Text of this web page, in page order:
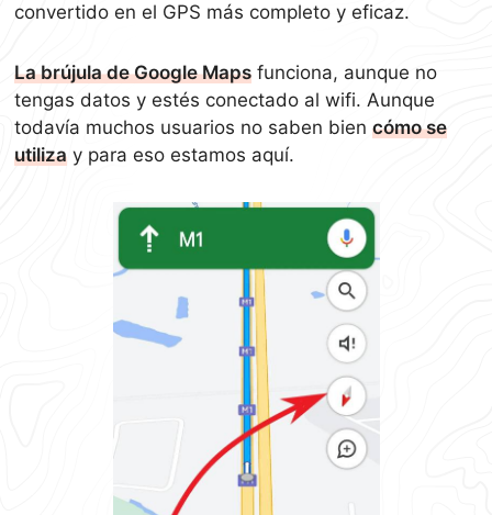
convertido en el GPS más completo y eficaz.
La brújula de Google Maps funciona, aunque no
tengas datos y estés conectado al wifi. Aunque
todavía muchos usuarios no saben biencómo se
utiliza y para eso estamos aquí.